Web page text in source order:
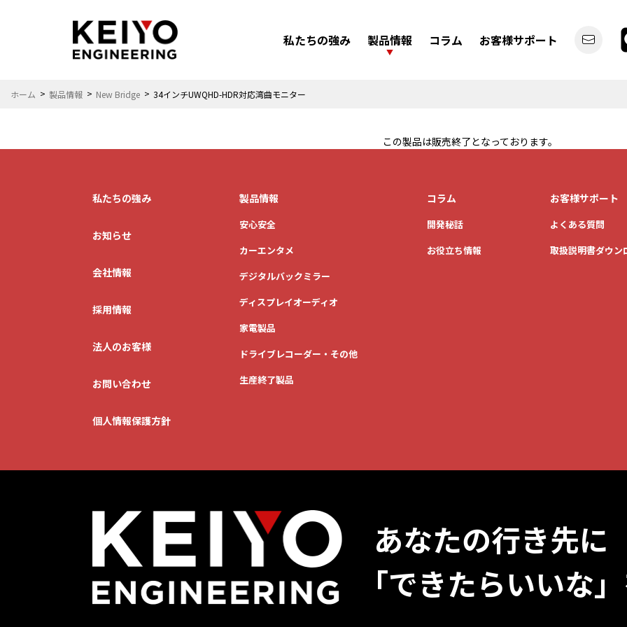
私たちの強み 製品情報
安心安全 カーエンタメ デジタルバックミラー ディスプレイオーディオ
もっと楽しみたい
おうち時間を
コラム お客様サポート
ホーム 製品情報 New Bridge 34インチUWQHD-HDR対応湾曲モニター
この製品は販売終了となっております。
私たちの強み
お知らせ
会社情報
採用情報
法人のお客様
お問い合わせ
個人情報保護方針
製品情報
安心安全
カーエンタメ
デジタルバックミラー
ディスプレイオーディオ
家電製品
ドライブレコーダー・その他
生産終了製品
コラム
開発秘話
お役立ち情報
お客様サポート
よくある質問
取扱説明書ダウン
あなたの行き先に
「できたらいいな」